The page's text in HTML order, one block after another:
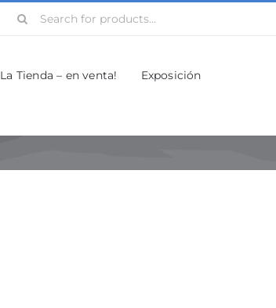
Search
La Tienda – en venta!
Exposición